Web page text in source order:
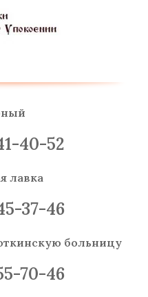
40-52
лавка
37-46
больницу
70-46